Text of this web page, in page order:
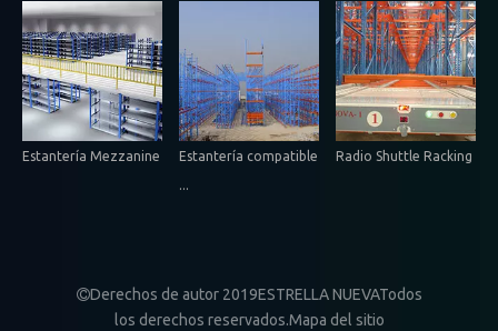
Estantería Mezzanine
Estantería compatible
Radio Shuttle Racking
Derechos de autor 2019ESTRELLA NUEVATodos
los derechos reservados.Mapa del sitio